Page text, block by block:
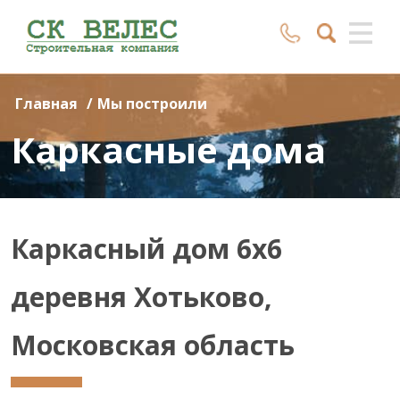
Главная / Мы построили
Каркасные дома
Каркасный дом 6х6
деревня Хотьково,
Московская область